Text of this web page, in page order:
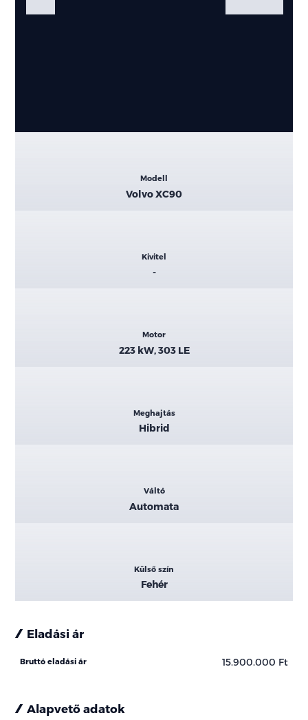
Modell
Volvo XC90
Kivitel
-
Motor
223 kW, 303 LE
Meghajtás
Hibrid
Váltó
Automata
Külső szín
Fehér
Eladási ár
Bruttó eladási ár 15.900.000 Ft
Alapvető adatok